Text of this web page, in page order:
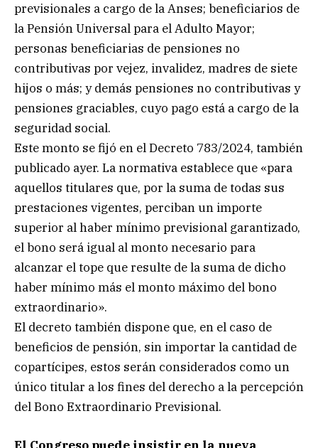
previsionales a cargo de la Anses; beneficiarios de
la Pensión Universal para el Adulto Mayor;
personas beneficiarias de pensiones no
contributivas por vejez, invalidez, madres de siete
hijos o más; y demás pensiones no contributivas y
pensiones graciables, cuyo pago está a cargo de la
seguridad social.
Este monto se fijó en el Decreto 783/2024, también
publicado ayer. La normativa establece que «para
aquellos titulares que, por la suma de todas sus
prestaciones vigentes, perciban un importe
superior al haber mínimo previsional garantizado,
el bono será igual al monto necesario para
alcanzar el tope que resulte de la suma de dicho
haber mínimo más el monto máximo del bono
extraordinario».
El decreto también dispone que, en el caso de
beneficios de pensión, sin importar la cantidad de
copartícipes, estos serán considerados como un
único titular a los fines del derecho a la percepción
del Bono Extraordinario Previsional.